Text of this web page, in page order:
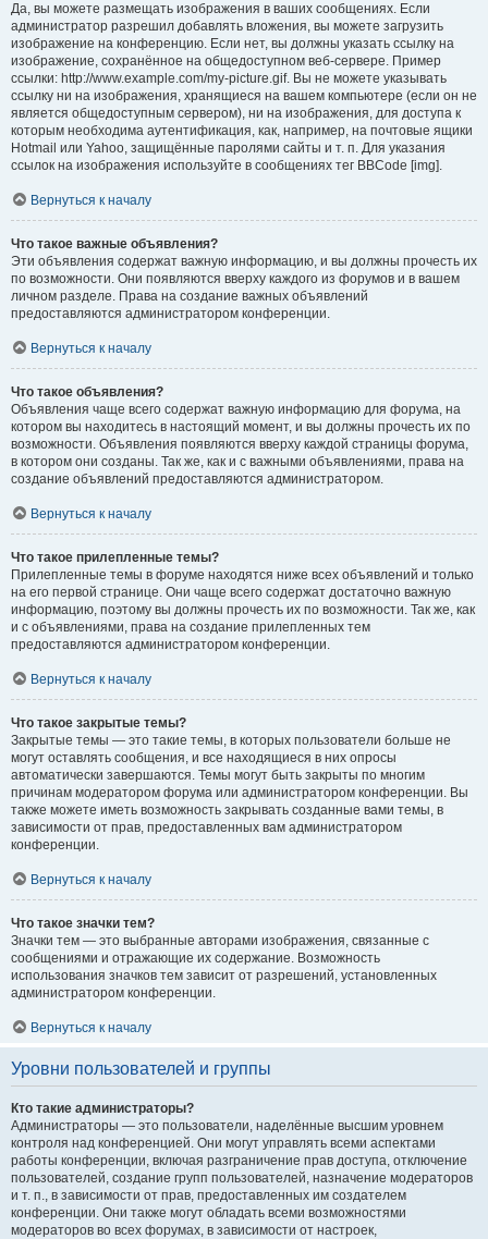
Да, вы можете размещать изображения в ваших сообщениях. Если
администратор разрешил добавлять вложения, вы можете загрузить
изображение на конференцию. Если нет, вы должны указать ссылку на
изображение, сохранённое на общедоступном веб-сервере. Пример
ссылки: http://www.example.com/my-picture.gif. Вы не можете указывать
ссылку ни на изображения, хранящиеся на вашем компьютере (если он не
является общедоступным сервером), ни на изображения, для доступа к
которым необходима аутентификация, как, например, на почтовые ящики
Hotmail или Yahoo, защищённые паролями сайты и т. п. Для указания
ссылок на изображения используйте в сообщениях тег BBCode [img].
Вернуться к началу
Что такое важные объявления?
Эти объявления содержат важную информацию, и вы должны прочесть их
по возможности. Они появляются вверху каждого из форумов и в вашем
личном разделе. Права на создание важных объявлений
предоставляются администратором конференции.
Вернуться к началу
Что такое объявления?
Объявления чаще всего содержат важную информацию для форума, на
котором вы находитесь в настоящий момент, и вы должны прочесть их по
возможности. Объявления появляются вверху каждой страницы форума,
в котором они созданы. Так же, как и с важными объявлениями, права на
создание объявлений предоставляются администратором.
Вернуться к началу
Что такое прилепленные темы?
Прилепленные темы в форуме находятся ниже всех объявлений и только
на его первой странице. Они чаще всего содержат достаточно важную
информацию, поэтому вы должны прочесть их по возможности. Так же, как
и с объявлениями, права на создание прилепленных тем
предоставляются администратором конференции.
Вернуться к началу
Что такое закрытые темы?
Закрытые темы — это такие темы, в которых пользователи больше не
могут оставлять сообщения, и все находящиеся в них опросы
автоматически завершаются. Темы могут быть закрыты по многим
причинам модератором форума или администратором конференции. Вы
также можете иметь возможность закрывать созданные вами темы, в
зависимости от прав, предоставленных вам администратором
конференции.
Вернуться к началу
Что такое значки тем?
Значки тем — это выбранные авторами изображения, связанные с
сообщениями и отражающие их содержание. Возможность
использования значков тем зависит от разрешений, установленных
администратором конференции.
Вернуться к началу
Уровни пользователей и группы
Кто такие администраторы?
Администраторы — это пользователи, наделённые высшим уровнем
контроля над конференцией. Они могут управлять всеми аспектами
работы конференции, включая разграничение прав доступа, отключение
пользователей, создание групп пользователей, назначение модераторов
и т. п., в зависимости от прав, предоставленных им создателем
конференции. Они также могут обладать всеми возможностями
модераторов во всех форумах, в зависимости от настроек,